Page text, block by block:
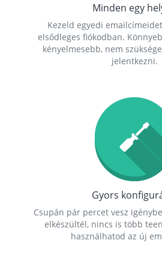
Minden egy
Kezeld egyedi
elsődleges fiókodban.
kényelmesebb, nem
jelentkezni.
Gyors
Csupán pár percet vesz
elkészültél, nincs is több
használhatod az új